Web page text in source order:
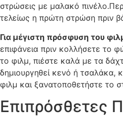
στρώσεις με μαλακό
τελείως η πρώτη στρώση πριν
Για μέγιστη πρόσφυση του
επιφάνεια πριν κολλήσετε το
το φιλμ, πιέστε καλά με τα
δημιουργηθεί κενό ή τσαλάκα,
φιλμ και ξανατοποθετήστε το
Επιπρόσθετες